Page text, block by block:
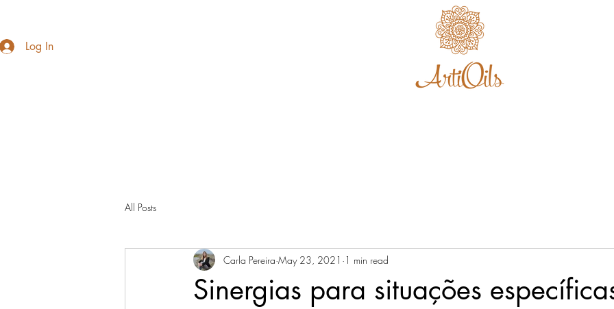
Log In
All Posts
Sinergias para situações
Carla Pereira May 23, 2021 1 min read